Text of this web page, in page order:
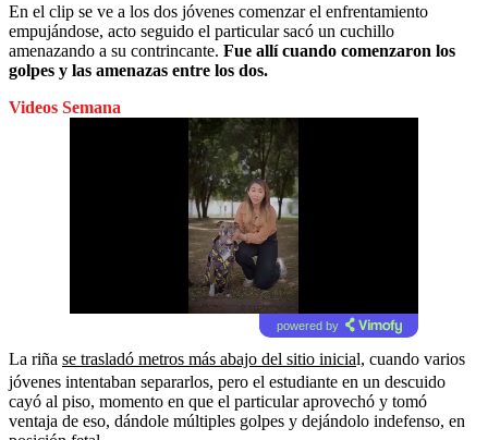
En el clip se ve a los dos jóvenes comenzar el enfrentamiento
empujándose, acto seguido el particular sacó un cuchillo
amenazando a su contrincante. Fue allí cuando comenzaron los
golpes y las amenazas entre los dos.
Videos Semana
powered by
La riña se trasladó metros más abajo del sitio inicial, cuando varios
jóvenes intentaban separarlos, pero el estudiante en un descuido
cayó al piso, momento en que el particular aprovechó y tomó
ventaja de eso, dándole múltiples golpes y dejándolo indefenso, en